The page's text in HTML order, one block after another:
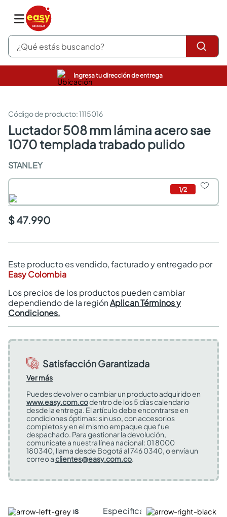
¿Qué estás buscando?
Ingresa tu dirección de entrega
:1115016
luctador 508 mm lámina acero sae
1070 templada trabado pulido
STANLEY
1/2
$ 47.990
Este producto es vendido, facturado y entregado por
Easy Colombia
Los precios de los productos pueden cambiar
dependiendo de la regiónAplican Términos y
Condiciones.
Satisfacción Garantizada
Ver más
Puedes devolver o cambiar un producto adquirido en
www.easy.com.codentro de los 5 días calendario
desde la entrega. El artículo debe encontrarse en
condiciones óptimas: sin uso, con accesorios
completos y en el mismo empaque que fue
despachado. Para gestionar la devolución,
comunícate a nuestra línea nacional: 01 8000
180340, llama desde Bogotá al 746 0340, o envía un
correo aclientes@easy.com.co.
Características Especificaciones Técnicas
pinturas
sanitarios
comedor
escritorio
armarios closet
comedores